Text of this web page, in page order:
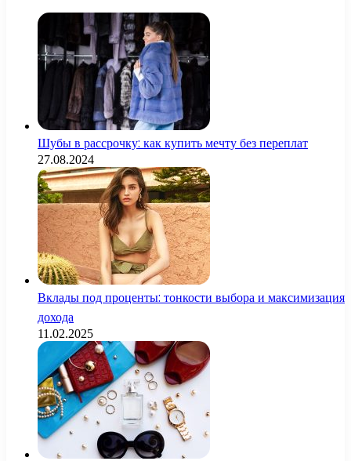
Шубы в рассрочку: как купить мечту без переплат
27.08.2024
Вклады под проценты: тонкости выбора и максимизация
дохода
11.02.2025